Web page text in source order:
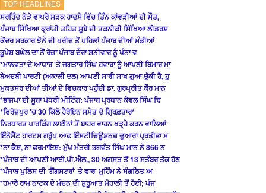
TOP HEADLINES
ਸਰਹਿੰਦ ਨੇੜੇ ਵਾਪਰੇ ਸੜਕ ਹਾਦਸੇ ਵਿੱਚ ਤਿੰਨ ਕਾਂਵੜੀਆਂ ਦੀ ਮੌਤ,
ਪੰਜਾਬ ਸਿੱਖਿਆ ਕ੍ਰਾਂਤੀ ਤਹਿਤ ਸੂਬੇ ਦੀ ਤਕਨੀਕੀ ਸਿੱਖਿਆ ਲੀਡਰਸ਼
ਕੇਂਦਰ ਸਰਕਾਰ ਝੋਨੇ ਦੀ ਖਰੀਦ ਤੋਂ ਪਹਿਲਾਂ ਪੰਜਾਬ ਦੀਆਂ ਮੰਡੀਆਂ
ਭੂਪੇਸ਼ ਬਘੇਲ ਦਾ ਨੌਂ ਰੋਜ਼ਾ ਪੰਜਾਬ ਦੌਰਾ ਸ਼ਨੀਵਾਰ ਨੂੰ ਖੰਨਾ ਵ
*ਮਾਨਵਤਾ ਦੇ ਆਧਾਰ 'ਤੇ ਜਗਤਾਰ ਸਿੰਘ ਹਵਾਰਾ ਨੂੰ ਆਪਣੀ ਬਿਮਾਰ ਮਾ
ਬੇਅਦਬੀ ਪਾਰਟੀ (ਅਕਾਲੀ ਦਲ) ਆਪਣੀ ਸਾਰੀ ਸਾਖ ਗੁਆ ਚੁੱਕੀ ਹੈ, ਹੁ
ਮੁਕਤਸਰ ਦੀਆਂ ਤੀਆਂ ਦੇ ਵਿਚਕਾਰ ਪਹੁੰਚੀ ਡਾ. ਗੁਰਪ੍ਰੀਤ ਕੌਰ ਮਾਨ
*ਭਾਜਪਾ ਦੀ ਸੂਬਾ ਪੱਧਰੀ ਮੀਟਿੰਗ: ਪੰਜਾਬ ਪ੍ਰਧਾਨ ਕੇਵਲ ਸਿੰਘ ਢਿ
*ਫਿਰੋਜ਼ਪੁਰ 'ਚ 30 ਕਿੱਲੋ ਹੈਰੋਇਨ ਸਮੇਤ ਦੋ ਗ੍ਰਿਫ਼ਤਾਰ*
ਨਿਰਧਾਰਤ ਪਾਰਕਿੰਗ ਲਾਈਨਾਂ ਤੋਂ ਬਾਹਰ ਵਾਹਨ ਖੜ੍ਹੇ ਕਰਨ ਵਾਲਿਆਂ
ਇੰਨੋਸੈਂਟ ਹਾਰਟਸ ਗਰੁੱਪ ਆਫ਼ ਇੰਸਟੀਚਿਊਸ਼ਨਜ਼ ਦੁਆਰਾ ਪ੍ਰਤੀਭਾ ਮ
*ਨਾ ਕੈਸ਼, ਨਾ ਫਰਮਾਇਸ਼: ਮੁੱਖ ਮੰਤਰੀ ਭਗਵੰਤ ਸਿੰਘ ਮਾਨ ਨੇ 866 ਨ
*ਪੰਜਾਬ ਦੀ ਆਪਣੀ ਆਈ.ਪੀ.ਐਲ., 30 ਅਗਸਤ ਤੋਂ 13 ਸਤੰਬਰ ਤੱਕ ਹੋਣ
*ਪੰਜਾਬ ਪੁਲਿਸ ਦੀ ‘ਗੈਂਗਸਟਰਾਂ ’ਤੇ ਵਾਰ’ ਮੁਹਿੰਮ ਨੇ ਸੰਗਠਿਤ ਅ
*ਹਮਾਰੇ ਰਾਮ ਨਾਟਕ ਦੇ ਮੰਚਨ ਦੀ ਸ਼ੁਰੂਆਤ ਮੋਹਾਲੀ ਤੋਂ ਹੋਈ; ਪੰਜ